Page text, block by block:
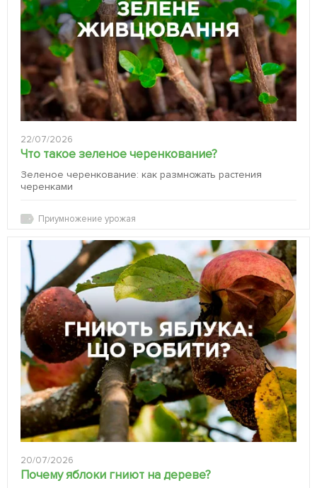
22/07/2026
Что такое зеленое черенкование?
Зеленое черенкование: как размножать растения
черенками
Приумножение урожая
20/07/2026
Почему яблоки гниют на дереве?